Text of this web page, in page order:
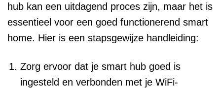
hub kan een uitdagend proces zijn, maar het is
essentieel voor een goed functionerend smart
home. Hier is een stapsgewijze handleiding:
Zorg ervoor dat je smart hub goed is
ingesteld en verbonden met je WiFi-